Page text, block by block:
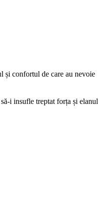
și confortul de care au nevoie
i insufle treptat forța și elanul